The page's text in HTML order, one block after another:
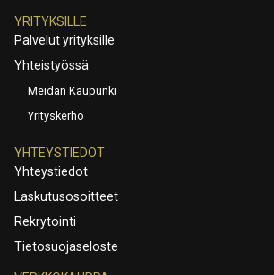
YRITYKSILLE
Palvelut yrityksille
Yhteistyössä
Meidän Kaupunki
Yrityskerho
YHTEYSTIEDOT
Yhteystiedot
Laskutusosoitteet
Rekrytointi
Tietosuojaseloste